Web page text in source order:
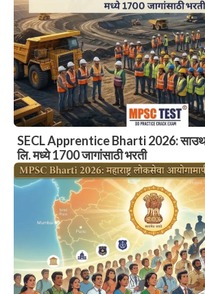
SECL Apprentice Bharti 2026: साउथ
लि. मध्ये 1700 जागांसाठी भरती